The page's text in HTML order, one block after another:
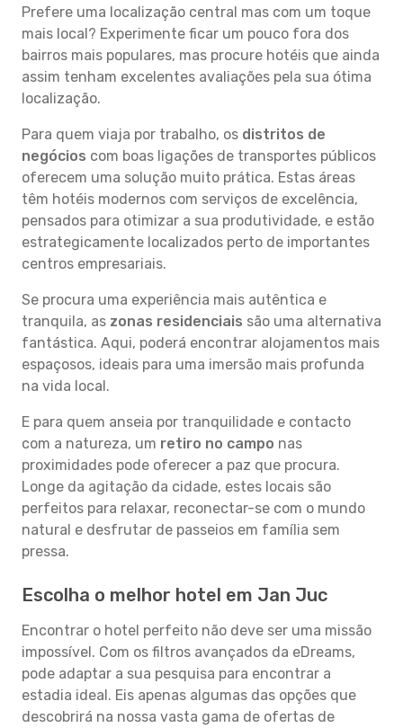
Prefere uma localização central mas com um toque
mais local? Experimente ficar um pouco fora dos
bairros mais populares, mas procure hotéis que ainda
assim tenham excelentes avaliações pela sua ótima
localização.
Para quem viaja por trabalho, os distritos de
negócios com boas ligações de transportes públicos
oferecem uma solução muito prática. Estas áreas
têm hotéis modernos com serviços de excelência,
pensados para otimizar a sua produtividade, e estão
estrategicamente localizados perto de importantes
centros empresariais.
Se procura uma experiência mais autêntica e
tranquila, as zonas residenciais são uma alternativa
fantástica. Aqui, poderá encontrar alojamentos mais
espaçosos, ideais para uma imersão mais profunda
na vida local.
E para quem anseia por tranquilidade e contacto
com a natureza, um retiro no campo nas
proximidades pode oferecer a paz que procura.
Longe da agitação da cidade, estes locais são
perfeitos para relaxar, reconectar-se com o mundo
natural e desfrutar de passeios em família sem
pressa.
Escolha o melhor hotel em Jan Juc
Encontrar o hotel perfeito não deve ser uma missão
impossível. Com os filtros avançados da eDreams,
pode adaptar a sua pesquisa para encontrar a
estadia ideal. Eis apenas algumas das opções que
descobrirá na nossa vasta gama de ofertas de